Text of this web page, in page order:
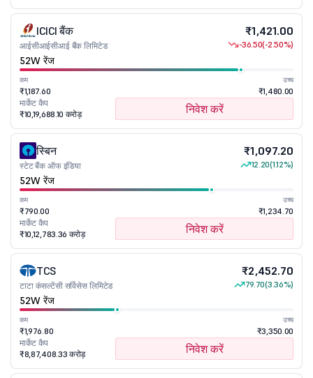
ICICI बैंक
आईसीआईसीआई बैंक लिमिटेड
₹1,421.00
-36.50(-2.50%)
52W रेंज
कम
₹1,187.60
उच्च
₹1,480.00
मार्केट कैप
₹10,19,688.10 करोड़
निवेश करें
स्बिन
स्टेट बैंक ऑफ इंडिया
₹1,097.20
12.20(1.12%)
52W रेंज
कम
₹790.00
उच्च
₹1,234.70
मार्केट कैप
₹10,12,783.36 करोड़
निवेश करें
TCS
टाटा कंसल्टेंसी सर्विसेस लिमिटेड
₹2,452.70
79.70(3.36%)
52W रेंज
कम
₹1,976.80
उच्च
₹3,350.00
मार्केट कैप
₹8,87,408.33 करोड़
निवेश करें